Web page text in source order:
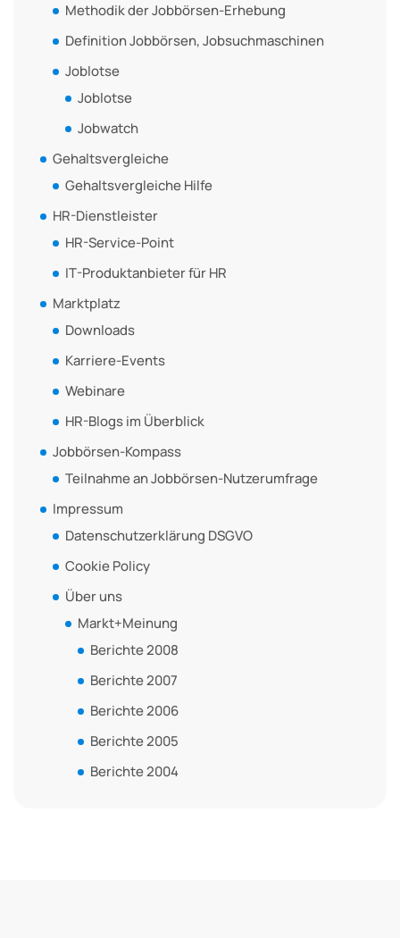
Methodik der Jobbörsen-Erhebung
Definition Jobbörsen, Jobsuchmaschinen
Joblotse
Joblotse
Jobwatch
Gehaltsvergleiche
Gehaltsvergleiche Hilfe
HR-Dienstleister
HR-Service-Point
IT-Produktanbieter für HR
Marktplatz
Downloads
Karriere-Events
Webinare
HR-Blogs im Überblick
Jobbörsen-Kompass
Teilnahme an Jobbörsen-Nutzerumfrage
Impressum
Datenschutzerklärung DSGVO
Cookie Policy
Über uns
Markt+Meinung
Berichte 2008
Berichte 2007
Berichte 2006
Berichte 2005
Berichte 2004